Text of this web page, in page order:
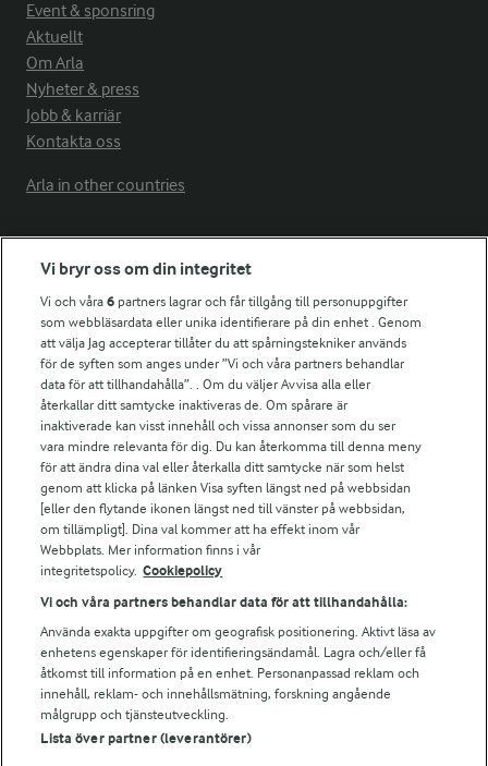
Event & sponsring
Aktuellt
Om Arla
Nyheter & press
Jobb & karriär
Kontakta oss
Arla in other countries
Fler Arlasajter
För ägare
Arlas kundportal
Arla.com
Falbygdens Ost
Arla webbshop
Bildbank
Följ oss
© 2026 Arla Foods
Vi bryr oss om din integritet
Vi och våra6 partners lagrar och får tillgång till personuppgifter
som webbläsardata eller unika identifierare på din enhet . Genom
att välja Jag accepterar tillåter du att spårningstekniker används
för de syften som anges under ”Vi och våra partners behandlar
data för att tillhandahålla”. . Om du väljer Avvisa alla eller
återkallar ditt samtycke inaktiveras de. Om spårare är
inaktiverade kan visst innehåll och vissa annonser som du ser
vara mindre relevanta för dig. Du kan återkomma till denna meny
för att ändra dina val eller återkalla ditt samtycke när som helst
genom att klicka på länken Visa syften längst ned på webbsidan
[eller den flytande ikonen längst ned till vänster på webbsidan,
om tillämpligt]. Dina val kommer att ha effekt inom vår
Webbplats. Mer information finns i vår
integritetspolicy. Cookiepolicy
Vi och våra partners behandlar data för att tillhandahålla:
Använda exakta uppgifter om geografisk positionering. Aktivt läsa av
enhetens egenskaper för identifieringsändamål. Lagra och/eller få
åtkomst till information på en enhet. Personanpassad reklam och
innehåll, reklam- och innehållsmätning, forskning angående
målgrupp och tjänsteutveckling.
Lista över partner (leverantörer)